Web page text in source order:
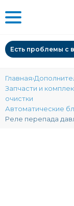
Есть проблемы с
Главная
Запчасти и
очистки
Автоматические
Реле перепада